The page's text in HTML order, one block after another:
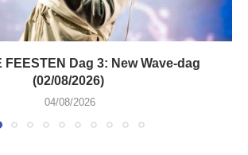
FEESTEN Dag 3: New Wave-dag
(02/08/2026)
04/08/2026